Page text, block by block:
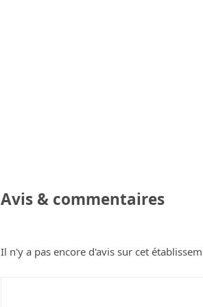
Avis & commentaires
Il n'y a pas encore d'avis sur cet